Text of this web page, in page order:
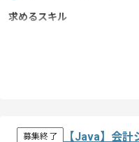
求めるスキル
募集終了 【Java】会